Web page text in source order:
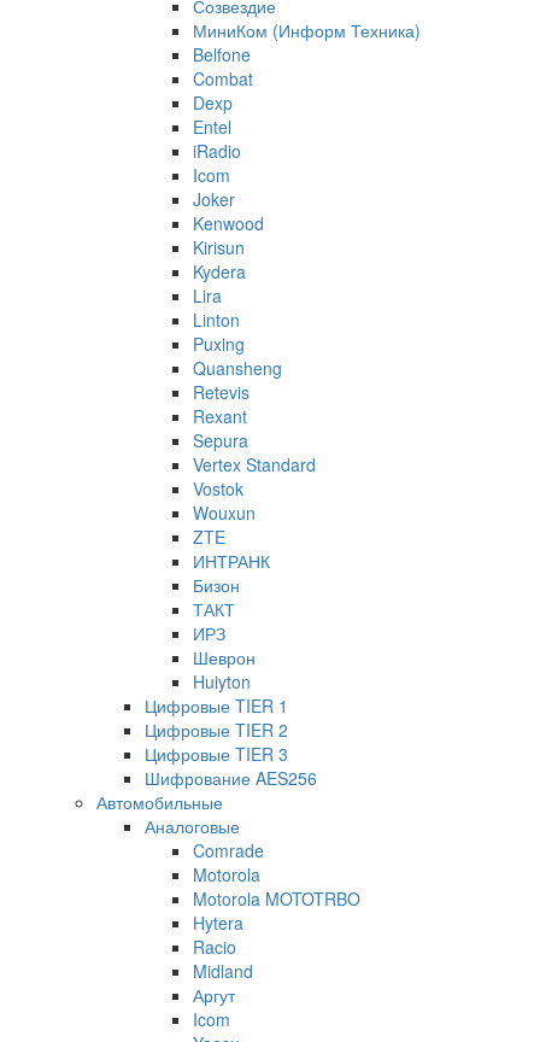
Созвездие
МиниКом (Информ Техника)
Belfone
Combat
Dexp
Entel
iRadio
Icom
Joker
Kenwood
Kirisun
Kydera
Lira
Linton
Puxing
Quansheng
Retevis
Rexant
Sepura
Vertex Standard
Vostok
Wouxun
ZTE
ИНТРАНК
Бизон
ТАКТ
ИРЗ
Шеврон
Huiyton
Цифровые TIER 1
Цифровые TIER 2
Цифровые TIER 3
Шифрование AES256
Автомобильные
Аналоговые
Comrade
Motorola
Motorola MOTOTRBO
Hytera
Racio
Midland
Аргут
Icom